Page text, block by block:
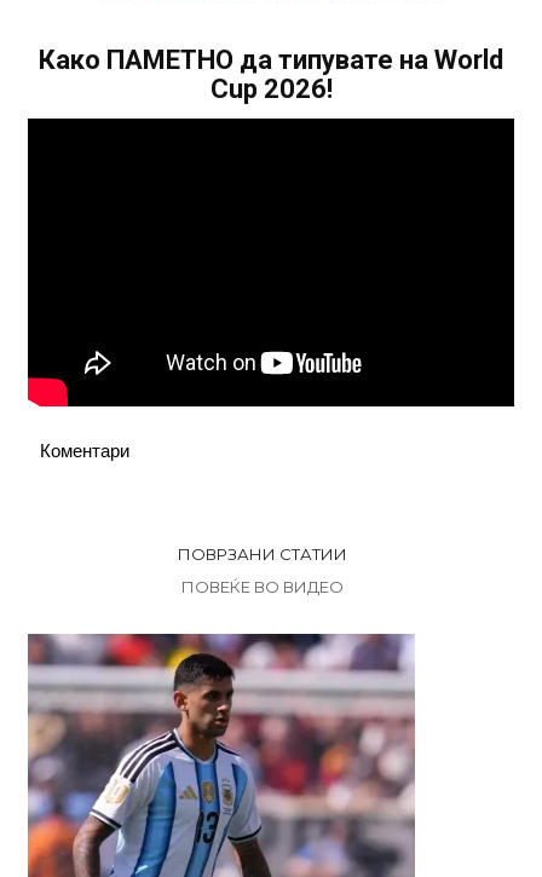
Како ПАМЕТНО да типувате на World
Cup 2026!
Коментари
ПОВРЗАНИ СТАТИИ
ПОВЕЌЕ ВО ВИДЕО